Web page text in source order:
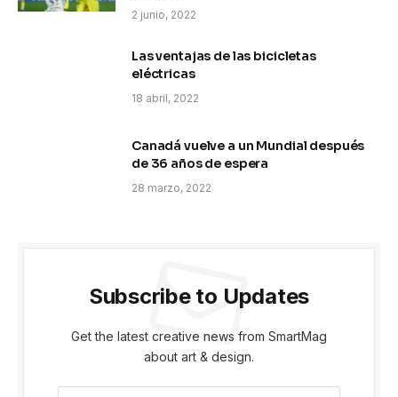
2 junio, 2022
Las ventajas de las bicicletas
eléctricas
18 abril, 2022
Canadá vuelve a un Mundial después
de 36 años de espera
28 marzo, 2022
Subscribe to Updates
Get the latest creative news from SmartMag
about art & design.